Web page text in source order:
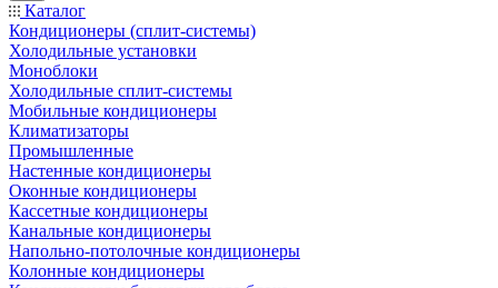
Каталог
Кондиционеры (сплит-системы)
Холодильные установки
Моноблоки
Холодильные сплит-системы
Мобильные кондиционеры
Климатизаторы
Промышленные
Настенные кондиционеры
Оконные кондиционеры
Кассетные кондиционеры
Канальные кондиционеры
Напольно-потолочные кондиционеры
Колонные кондиционеры